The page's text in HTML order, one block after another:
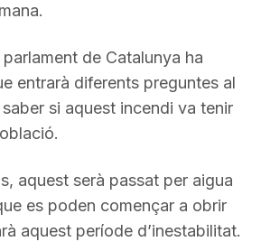
de Catalunya ha
entrarà diferents preguntes al
si aquest incendi va tenir
aquest serà passat per aigua
es poden començar a obrir
aquest període d’inestabilitat.